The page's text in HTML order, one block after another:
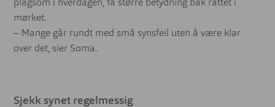
plagsom i hverdagen, få større betydning bak rattet i
mørket.
– Mange går rundt med små synsfeil uten å være klar
over det, sier Soma.
Sjekk synet regelmessig